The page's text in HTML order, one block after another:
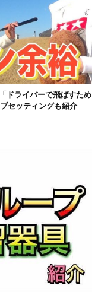
ドライバーで飛ばすため
セッティングも紹介